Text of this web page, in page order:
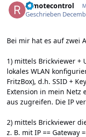
remotecontrol
Geschrieben
Bei mir hat es auf zwei
1) mittels Brickviewer +
lokales WLAN
FritzBox), d.h. SSID +
Extension in mein Netz
aus zugreifen. Die IP
2) mittels Brickviewer
z. B. mit IP == Gateway